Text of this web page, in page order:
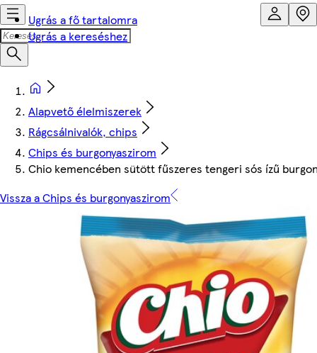
Ugrás a fő tartalomra
Ugrás a kereséshez
Alapvető élelmiszerek
Rágcsálnivalók, chips
Chips és burgonyaszirom
Chio kemencében sütött fűszeres tengeri sós ízű
Vissza a Chips és burgonyaszirom